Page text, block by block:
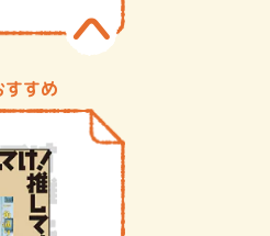
すめ